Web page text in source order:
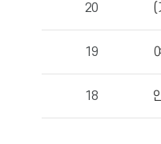
록
조
20 (
19
18